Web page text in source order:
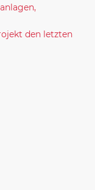
den letzten